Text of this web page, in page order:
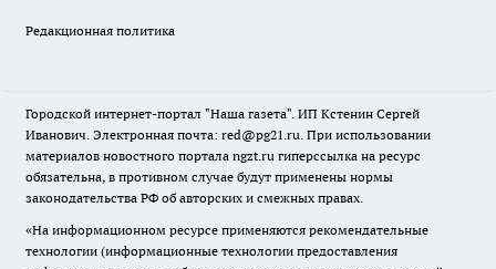
Редакционная политика
Городской интернет-портал "Наша газета". ИП Кстенин Сергей
Иванович. Электронная почта: red@pg21.ru. При использовании
материалов новостного портала ngzt.ru гиперссылка на ресурс
обязательна, в противном случае будут применены нормы
законодательства РФ об авторских и смежных правах.
«На информационном ресурсе применяются рекомендательные
технологии (информационные технологии предоставления